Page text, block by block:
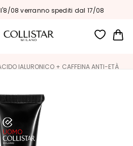
08 verranno spediti dal 17/08
IALURONICO + CAFFEINA ANTI-ETÀ